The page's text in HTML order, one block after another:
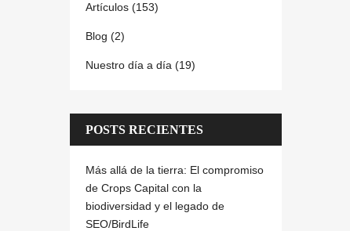
Artículos (153)
Blog (2)
Nuestro día a día (19)
POSTS RECIENTES
Más allá de la tierra: El compromiso
de Crops Capital con la
biodiversidad y el legado de
SEO/BirdLife